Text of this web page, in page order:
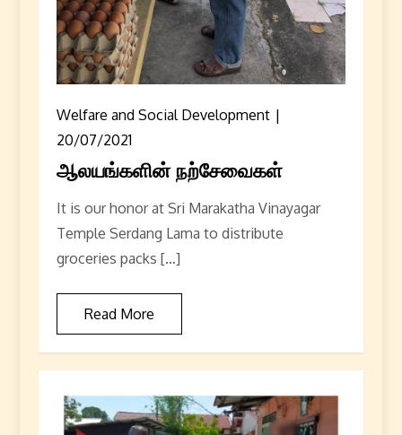
Welfare and Social Development
20/07/2021
ஆலயங்களின் நற்சேவைகள்
It is our honor at Sri Marakatha Vinayagar
Temple Serdang Lama to distribute
groceries packs […]
Read More